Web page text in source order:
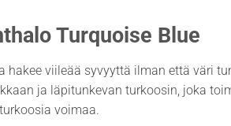
Turquoise Blue
hakee viileää syvyyttä ilman että väri
ja läpitunkevan turkoosin, joka
voimaa.